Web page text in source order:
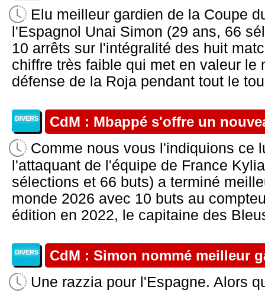
Elu meilleur gardien de la Coupe
l'Espagnol Unai Simon (29 ans, 66
10 arrêts sur l'intégralité des huit
chiffre très faible qui met en valeur le
défense de la Roja pendant tout le
DIVERS CdM : Mbappé s'offre un
Comme nous vous l'indiquions ce
l'attaquant de l'équipe de France
sélections et 66 buts) a terminé
monde 2026 avec 10 buts au
édition en 2022, le capitaine des
DIVERS CdM : Simon nommé meilleur
Une razzia pour l'Espagne. Alors